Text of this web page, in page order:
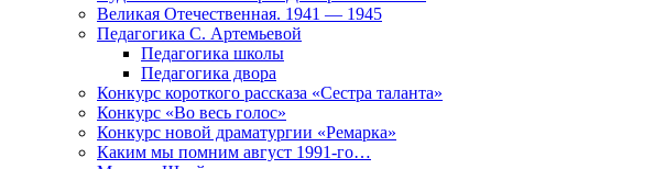
Великая Отечественная. 1941 — 1945
Педагогика С. Артемьевой
Педагогика школы
Педагогика двора
Конкурс короткого рассказа «Сестра таланта»
Конкурс «Во весь голос»
Конкурс новой драматургии «Ремарка»
Каким мы помним август 1991-го…